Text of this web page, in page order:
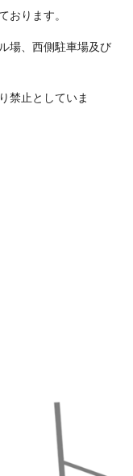
おります。
場、西側駐車場及び
禁止としていま